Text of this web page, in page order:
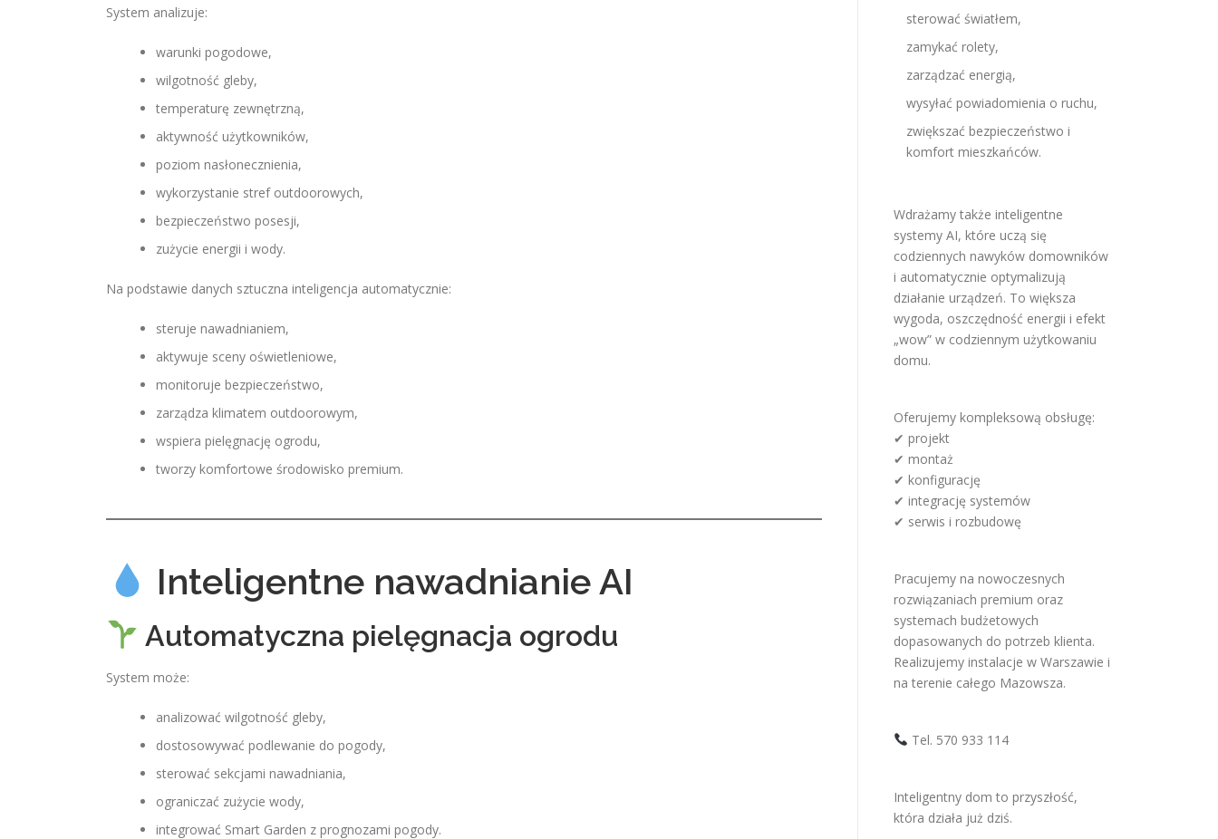
System analizuje:
warunki pogodowe,
wilgotność gleby,
temperaturę zewnętrzną,
aktywność użytkowników,
poziom nasłonecznienia,
wykorzystanie stref outdoorowych,
bezpieczeństwo posesji,
zużycie energii i wody.
Na podstawie danych sztuczna inteligencja automatycznie:
steruje nawadnianiem,
aktywuje sceny oświetleniowe,
monitoruje bezpieczeństwo,
zarządza klimatem outdoorowym,
wspiera pielęgnację ogrodu,
tworzy komfortowe środowisko premium.
Inteligentne nawadnianie AI
Automatyczna pielęgnacja ogrodu
System może:
analizować wilgotność gleby,
dostosowywać podlewanie do pogody,
sterować sekcjami nawadniania,
ograniczać zużycie wody,
integrować Smart Garden z prognozami pogody.
sterować światłem,
zamykać rolety,
zarządzać energią,
wysyłać powiadomienia o ruchu,
zwiększać bezpieczeństwo i
komfort mieszkańców.
Wdrażamy także inteligentne
systemy AI, które uczą się
codziennych nawyków domowników
i automatycznie optymalizują
działanie urządzeń. To większa
wygoda, oszczędność energii i efekt
„wow” w codziennym użytkowaniu
domu.
Oferujemy kompleksową obsługę:
✔ projekt
✔ montaż
✔ konfigurację
✔ integrację systemów
✔ serwis i rozbudowę
Pracujemy na nowoczesnych
rozwiązaniach premium oraz
systemach budżetowych
dopasowanych do potrzeb klienta.
Realizujemy instalacje w Warszawie i
na terenie całego Mazowsza.
Tel. 570 933 114
Inteligentny dom to przyszłość,
która działa już dziś.